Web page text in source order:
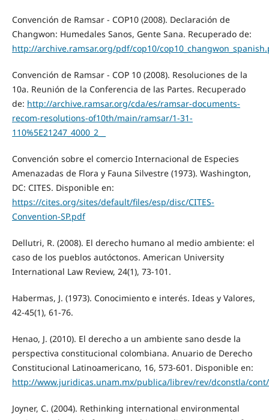
Convención de Ramsar - COP10 (2008). Declaración de
Changwon: Humedales Sanos, Gente Sana. Recuperado de:
http://archive.ramsar.org/pdf/cop10/
Convención de Ramsar - COP 10 (2008). Resoluciones de la
10a. Reunión de la Conferencia de las Partes. Recuperado
de: http://archive.ramsar.org/cda/es/ramsar-documents-
recom-resolutions-of10th/main/ramsar/1-31-
110%5E21247_4000_2__
Convención sobre el comercio Internacional de Especies
Amenazadas de Flora y Fauna Silvestre (1973). Washington,
DC: CITES. Disponible en:
https://cites.org/sites/default/files/esp/disc/CITES-
Convention-SP.pdf
Dellutri, R. (2008). El derecho humano al medio ambiente: el
caso de los pueblos autóctonos. American University
International Law Review, 24(1), 73-101.
Habermas, J. (1973). Conocimiento e interés. Ideas y Valores,
42-45(1), 61-76.
Henao, J. (2010). El derecho a un ambiente sano desde la
perspectiva constitucional colombiana. Anuario de Derecho
Constitucional Latinoamericano, 16, 573-601. Disponible en:
http://www.juridicas.unam.mx/publica/librev/rev/dconstla/
Joyner, C. (2004). Rethinking international environmental